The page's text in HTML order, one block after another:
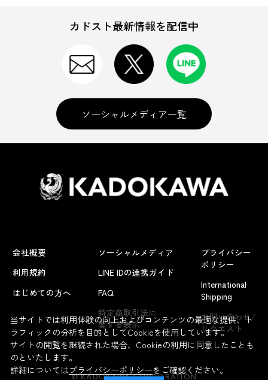
よくあるお問い合わせ
カドスト最新情報を配信中
ソーシャルメディア一覧
会社概要
利用規約
はじめての方へ
ソーシャルメディア
LINE IDの連携ガイド
FAQ
特定商取引法に
関する表示
プライバシー
ポリシー
International
Shipping
お問い合わせ/
リクエスト
© KADOKAWA CORPORATION
当サイトでは利用体験の向上およびコンテンツの最適な提供、ト
ラフィックの分析を目的としてCookieを使用しています。
サイトの閲覧を継続された場合、Cookieの利用に同意したことも
のといたします。
詳細についてはプライバシーポリシーをご確認ください。